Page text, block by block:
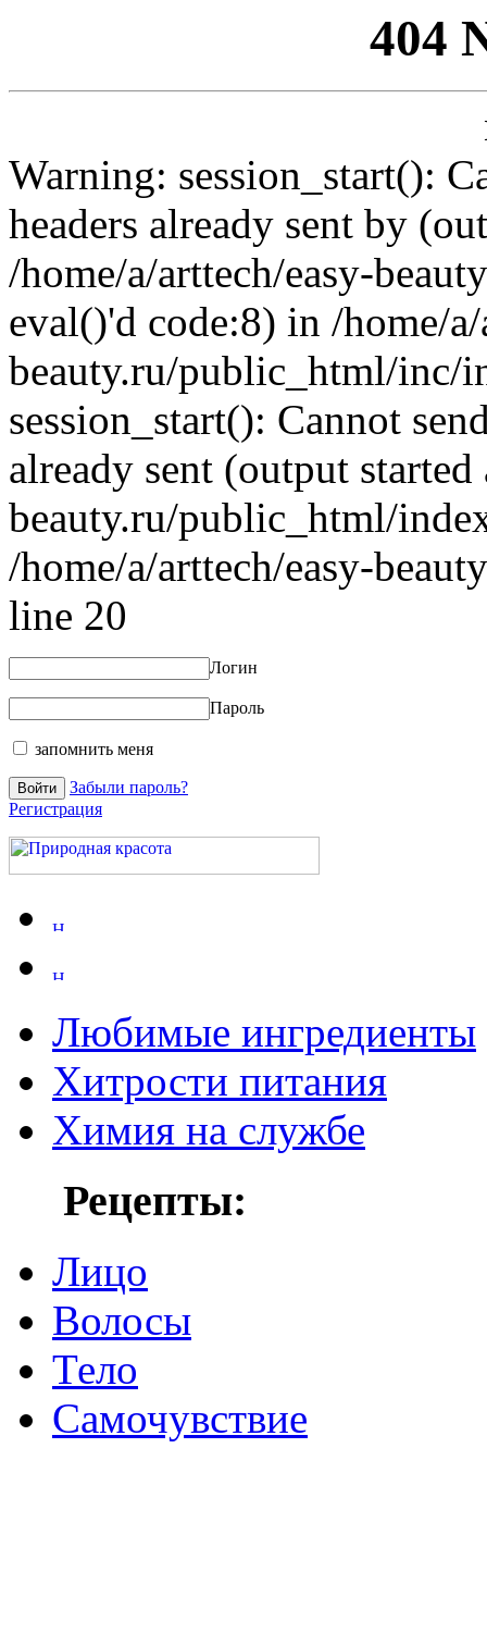
404
Warning: session_start():
headers already sent by
/home/a/arttech/easy-
eval()'d code:8) in /home/
beauty.ru/public_html/inc/
session_start(): Cannot
already sent (output
beauty.ru/public_html/
/home/a/arttech/easy-
line 20
Логин
Пароль
запомнить меня
Забыли пароль?
Регистрация
Любимые ингредиенты
Хитрости питания
Химия на службе
Рецепты:
Лицо
Волосы
Тело
Самочувствие